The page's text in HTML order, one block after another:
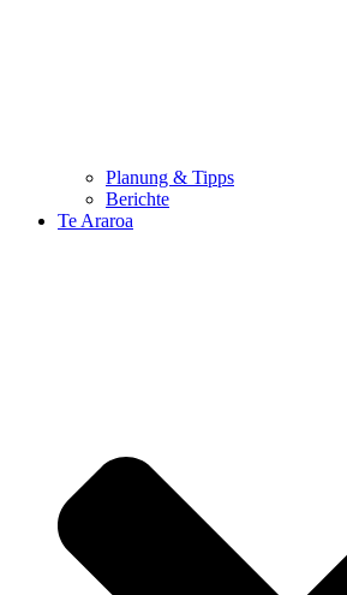
Planung & Tipps
Berichte
Te Araroa